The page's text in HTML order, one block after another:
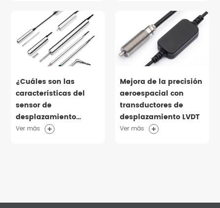
¿Cuáles son las
características del
sensor de
desplazamiento
neumático SDVN8-4?
Ver más
Mejora de la precisión
aeroespacial con
transductores de
desplazamiento LVDT
Ver más